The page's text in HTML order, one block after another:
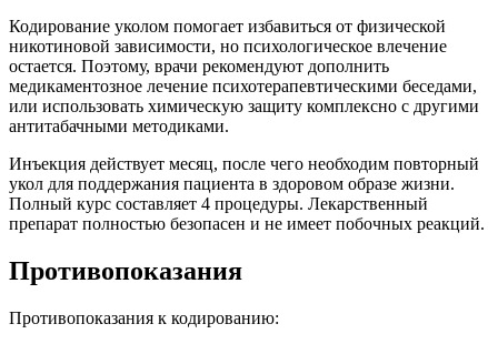
Кодирование уколом помогает избавиться от физической
никотиновой зависимости, но психологическое влечение
остается. Поэтому, врачи рекомендуют дополнить
медикаментозное лечение психотерапевтическими беседами,
или использовать химическую защиту комплексно с другими
антитабачными методиками.
Инъекция действует месяц, после чего необходим повторный
укол для поддержания пациента в здоровом образе жизни.
Полный курс составляет 4 процедуры. Лекарственный
препарат полностью безопасен и не имеет побочных реакций.
Противопоказания
Противопоказания к кодированию: